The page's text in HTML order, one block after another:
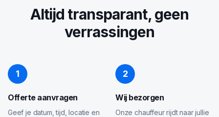
Altijd transparant, geen
verrassingen
1
Offerte aanvragen
Geef je datum, tijd, locatie en
2
Wij bezorgen
Onze chauffeur rijdt naar jullie